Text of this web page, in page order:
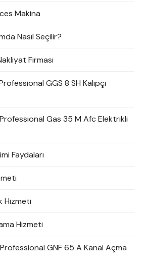
Makina
Nasıl Seçilir?
Firması
GGS 8 SH Kalıpçı
Gas 35 M Afc Elektrikli
Faydaları
Hizmeti
Hizmeti
GNF 65 A Kanal Açma